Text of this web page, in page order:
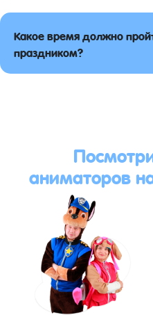
Какое время должно
праздником?
аниматоров